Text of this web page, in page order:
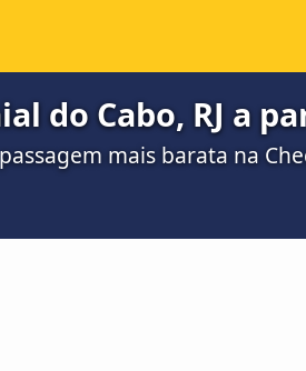
do Cabo, RJ a
mais barata na